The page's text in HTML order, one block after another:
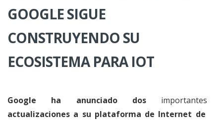
GOOGLE SIGUE
CONSTRUYENDO SU
ECOSISTEMA PARA IOT
Google ha anunciado dosimportantes
actualizaciones a su plataforma de Internet de